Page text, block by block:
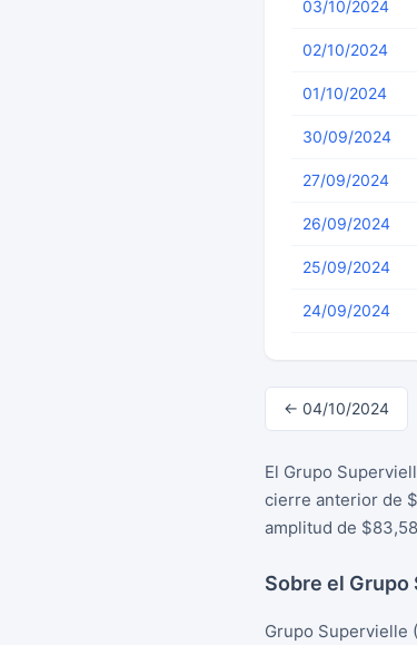
03/10/2024
02/10/2024
01/10/2024
30/09/2024
27/09/2024
26/09/2024
25/09/2024
24/09/2024
← 04/10/2024
El Grupo
cierre anterior de
amplitud de
Sobre el Grupo
Grupo Supervielle